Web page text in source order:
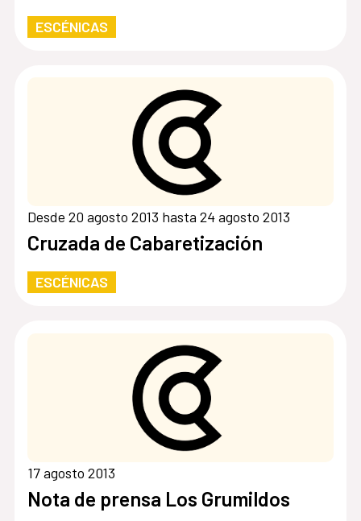
ESCÉNICAS
Desde 20 agosto 2013 hasta 24 agosto 2013
Cruzada de Cabaretización
ESCÉNICAS
17 agosto 2013
Nota de prensa Los Grumildos